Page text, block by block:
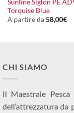
Sunline Siglon PE
Torquise Blue
A partire da58,00€
CHI SIAMO
Il Maestrale
dell’attrezzatura da